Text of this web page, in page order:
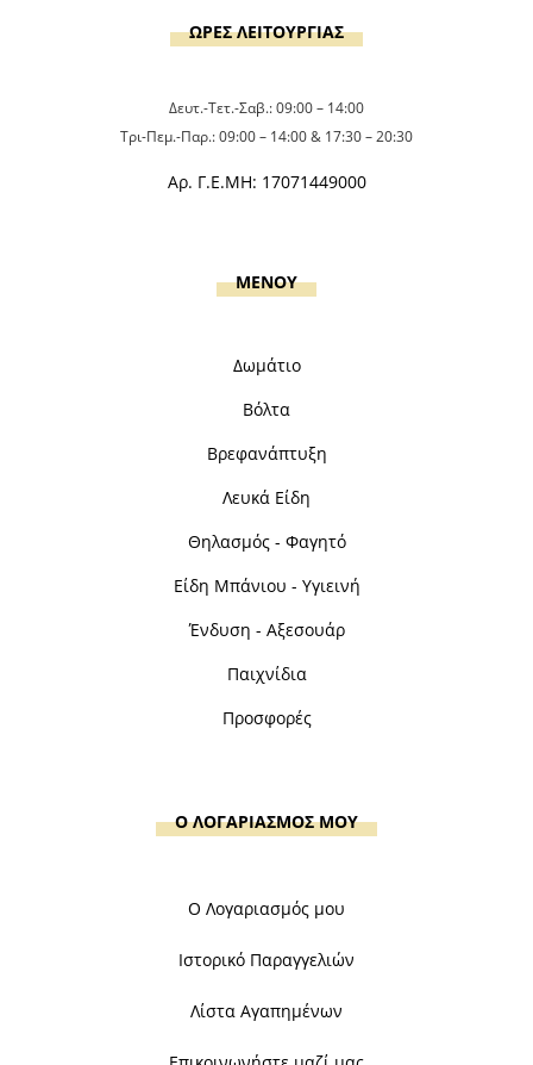
ΩΡΕΣ ΛΕΙΤΟΥΡΓΙΑΣ
Δευτ.-Τετ.-Σαβ.: 09:00 – 14:00
Τρι-Πεμ.-Παρ.: 09:00 – 14:00 & 17:30 – 20:30
Αρ. Γ.Ε.ΜΗ: 17071449000
MENOY
Δωμάτιο
Βόλτα
Βρεφανάπτυξη
Λευκά Είδη
Θηλασμός - Φαγητό
Είδη Μπάνιου - Υγιεινή
Ένδυση - Αξεσουάρ
Παιχνίδια
Προσφορές
Ο ΛΟΓΑΡΙΑΣΜΟΣ ΜΟΥ
Ο Λογαριασμός μου
Ιστορικό Παραγγελιών
Λίστα Αγαπημένων